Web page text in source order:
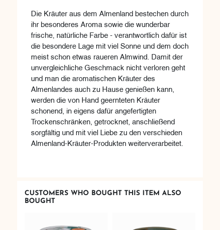
Die Kräuter aus dem Almenland bestechen durch
ihr besonderes Aroma sowie die wunderbar
frische, natürliche Farbe - verantwortlich dafür ist
die besondere Lage mit viel Sonne und dem doch
meist schon etwas raueren Almwind. Damit der
unvergleichliche Geschmack nicht verloren geht
und man die aromatischen Kräuter des
Almenlandes auch zu Hause genießen kann,
werden die von Hand geernteten Kräuter
schonend, in eigens dafür angefertigten
Trockenschränken, getrocknet, anschließend
sorgfältig und mit viel Liebe zu den verschieden
Almenland-Kräuter-Produkten weiterverarbeitet.
CUSTOMERS WHO BOUGHT THIS ITEM ALSO
BOUGHT